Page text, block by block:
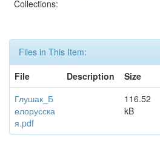
Collections:
Files in This Item:
File
Description Size
Глушак_Б
елорусска
я.pdf
116.52
kB